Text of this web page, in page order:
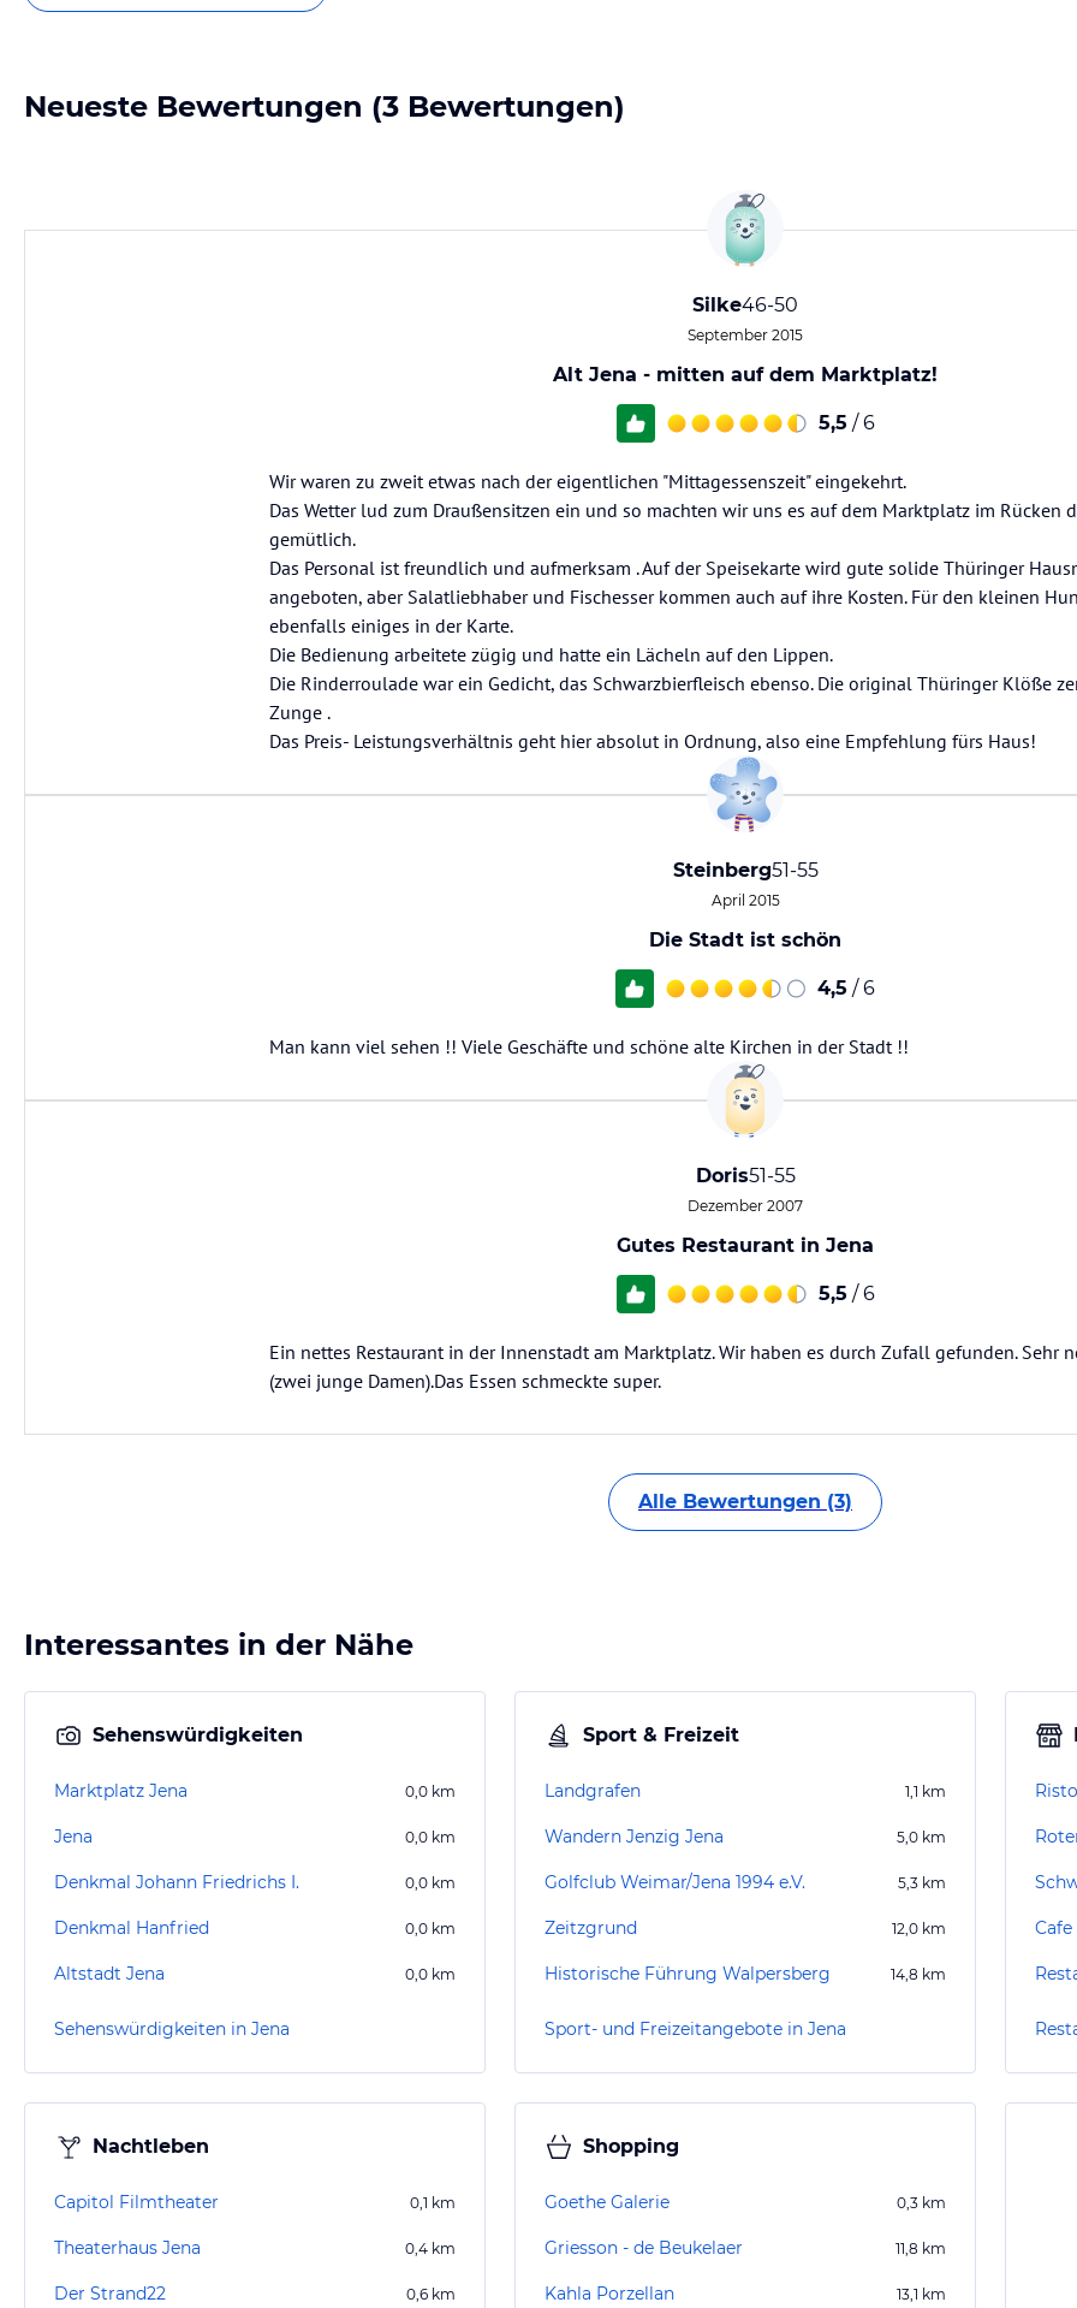
Neueste Bewertungen (3 Bewertungen)
Silke46-50
September 2015
Alt Jena - mitten auf dem Marktplatz!
5,5 / 6
Wir waren zu zweit etwas nach der eigentlichen "Mittagessenszeit" eingekehrt.
Das Wetter lud zum Draußensitzen ein und so machten wir uns es auf dem Marktplatz im Rücken
gemütlich.
Das Personal ist freundlich und aufmerksam . Auf der Speisekarte wird gute solide Thüringer
angeboten, aber Salatliebhaber und Fischesser kommen auch auf ihre Kosten. Für den kleinen
ebenfalls einiges in der Karte.
Die Bedienung arbeitete zügig und hatte ein Lächeln auf den Lippen.
Die Rinderroulade war ein Gedicht, das Schwarzbierfleisch ebenso. Die original Thüringer Klöße
Zunge .
Das Preis- Leistungsverhältnis geht hier absolut in Ordnung, also eine Empfehlung fürs Haus!
Steinberg51-55
April 2015
Die Stadt ist schön
4,5 / 6
Man kann viel sehen !! Viele Geschäfte und schöne alte Kirchen in der Stadt !!
Doris51-55
Dezember 2007
Gutes Restaurant in Jena
5,5 / 6
Ein nettes Restaurant in der Innenstadt am Marktplatz. Wir haben es durch Zufall gefunden. Sehr
(zwei junge Damen).Das Essen schmeckte super.
Alle Bewertungen (3)
Interessantes in der Nähe
Sehenswürdigkeiten
Marktplatz Jena 0,0 km
Jena 0,0 km
Denkmal Johann Friedrichs I. 0,0 km
Denkmal Hanfried 0,0 km
Altstadt Jena 0,0 km
Sehenswürdigkeiten in Jena
Sport & Freizeit
Landgrafen 1,1 km
Wandern Jenzig Jena 5,0 km
Golfclub Weimar/Jena 1994 e.V. 5,3 km
Zeitzgrund 12,0 km
Historische Führung Walpersberg 14,8 km
Sport- und Freizeitangebote in Jena
Nachtleben
Capitol Filmtheater 0,1 km
Theaterhaus Jena 0,4 km
Der Strand22 0,6 km
Shopping
Goethe Galerie 0,3 km
Griesson - de Beukelaer 11,8 km
Kahla Porzellan 13,1 km